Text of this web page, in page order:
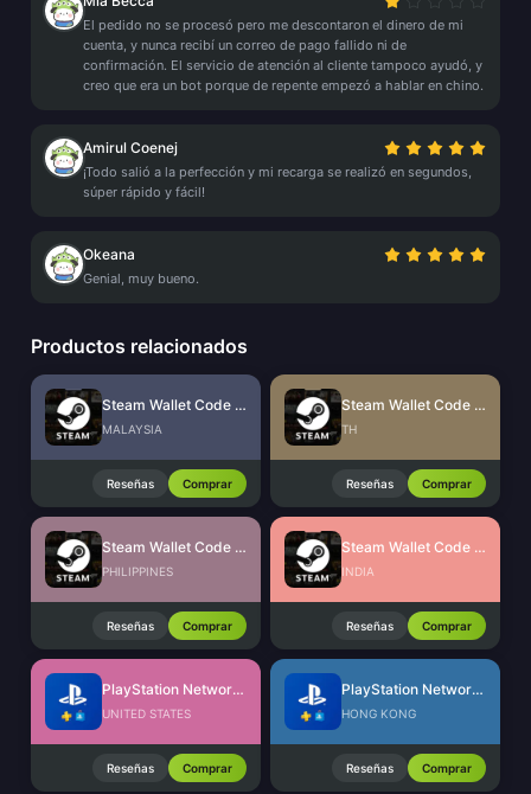
El pedido no se procesó pero me descontaron el dinero de mi
cuenta, y nunca recibí un correo de pago fallido ni de
confirmación. El servicio de atención al cliente tampoco ayudó, y
creo que era un bot porque de repente empezó a hablar en chino.
Amirul Coenej
¡Todo salió a la perfección y mi recarga se realizó en segundos,
súper rápido y fácil!
Okeana
Genial, muy bueno.
Productos relacionados
Steam Wallet Code (MYR)
MALAYSIA
Reseñas Comprar
Steam Wallet Code (THB)
TH
Reseñas Comprar
Steam Wallet Code (PHP)
PHILIPPINES
Reseñas Comprar
Steam Wallet Code (INR)
INDIA
Reseñas Comprar
PlayStation Network Card (US)
UNITED STATES
Reseñas Comprar
PlayStation Network Card (HK)
HONG KONG
Reseñas Comprar